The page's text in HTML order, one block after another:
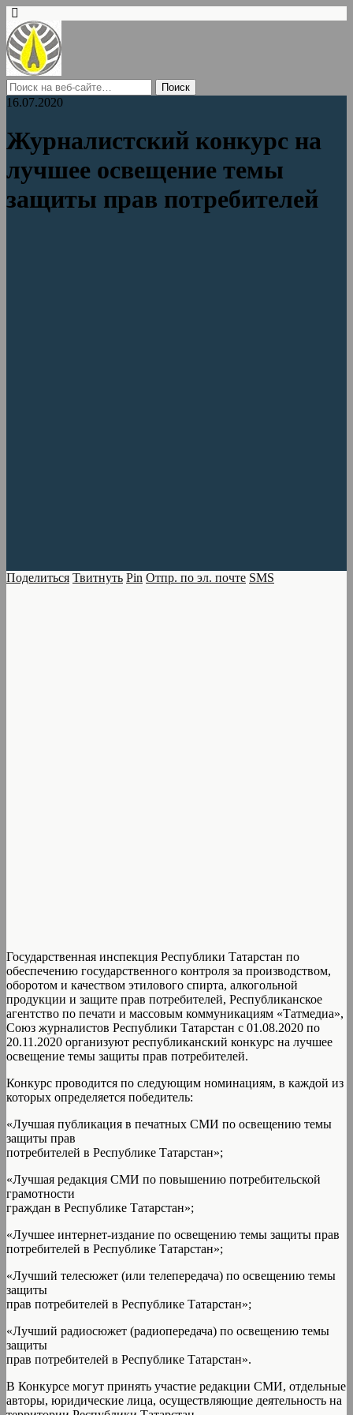
16.07.2020
Журналистский конкурс на
лучшее освещение темы
защиты прав потребителей
Поделиться Твитнуть Pin Отпр. по эл. почте SMS
Государственная инспекция Республики Татарстан по
обеспечению государственного контроля за производством,
оборотом и качеством этилового спирта, алкогольной
продукции и защите прав потребителей, Республиканское
агентство по печати и массовым коммуникациям «Татмедиа»,
Союз журналистов Республики Татарстан с 01.08.2020 по
20.11.2020 организуют республиканский конкурс на лучшее
освещение темы защиты прав потребителей.
Конкурс проводится по следующим номинациям, в каждой из
которых определяется победитель:
«Лучшая публикация в печатных СМИ по освещению темы
защиты прав
потребителей в Республике Татарстан»;
«Лучшая редакция СМИ по повышению потребительской
грамотности
граждан в Республике Татарстан»;
«Лучшее интернет-издание по освещению темы защиты прав
потребителей в Республике Татарстан»;
«Лучший телесюжет (или телепередача) по освещению темы
защиты
прав потребителей в Республике Татарстан»;
«Лучший радиосюжет (радиопередача) по освещению темы
защиты
прав потребителей в Республике Татарстан».
В Конкурсе могут принять участие редакции СМИ, отдельные
авторы, юридические лица, осуществляющие деятельность на